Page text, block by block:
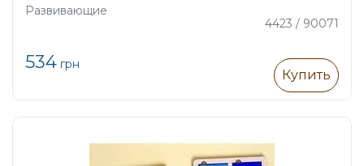
Развивающие
4423 / 90071
534 грн
Купить